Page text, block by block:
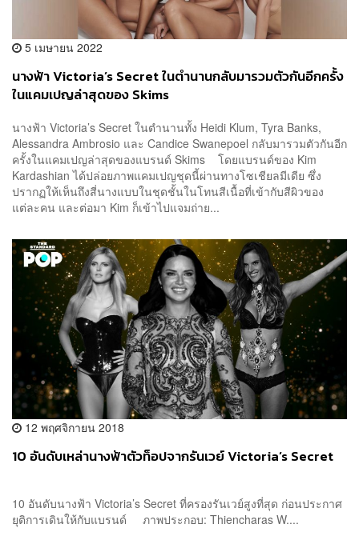
5 เมษายน 2022
นางฟ้า Victoria’s Secret ในตำนานกลับมารวมตัวกันอีกครั้ง
ในแคมเปญล่าสุดของ Skims
นางฟ้า Victoria’s Secret ในตำนานทั้ง Heidi Klum, Tyra Banks,
Alessandra Ambrosio และ Candice Swanepoel กลับมารวมตัวกันอีก
ครั้งในแคมเปญล่าสุดของแบรนด์ Skims โดยแบรนด์ของ Kim
Kardashian ได้ปล่อยภาพแคมเปญชุดนี้ผ่านทางโซเชียลมีเดีย ซึ่ง
ปรากฏให้เห็นถึงสี่นางแบบในชุดชั้นในโทนสีเนื้อที่เข้ากับสีผิวของ
แต่ละคน และต่อมา Kim ก็เข้าไปแจมถ่าย...
12 พฤศจิกายน 2018
10 อันดับเหล่านางฟ้าตัวท็อปจากรันเวย์ Victoria’s Secret
10 อันดับนางฟ้า Victoria’s Secret ที่ครองรันเวย์สูงที่สุด ก่อนประกาศ
ยุติการเดินให้กับแบรนด์ ภาพประกอบ: Thiencharas W....